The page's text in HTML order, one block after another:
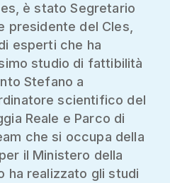
è stato Segretario
presidente del Cles,
esperti che ha
studio di fattibilità
Stefano a
scientifico del
Reale e Parco di
che si occupa della
il Ministero della
ha realizzato gli studi